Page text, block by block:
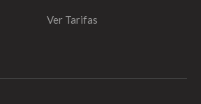
Ver Tarifas